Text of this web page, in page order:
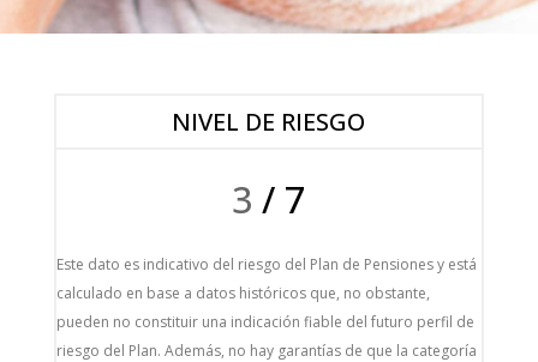
NIVEL DE RIESGO
3 / 7
Este dato es indicativo del riesgo del Plan de Pensiones y está
calculado en base a datos históricos que, no obstante,
pueden no constituir una indicación fiable del futuro perfil de
riesgo del Plan. Además, no hay garantías de que la categoría